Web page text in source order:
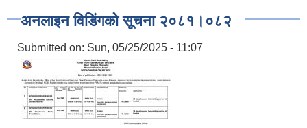
अनलाइन विडि‌ं‍गको सूचना २०८१।०८२
Submitted on: Sun, 05/25/2025 - 11:07